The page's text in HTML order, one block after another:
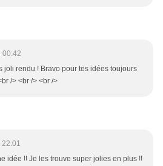
00:42
joli rendu ! Bravo pour tes idées toujours
/> <br /> <br />
idée !! Je les trouve super jolies en plus !!